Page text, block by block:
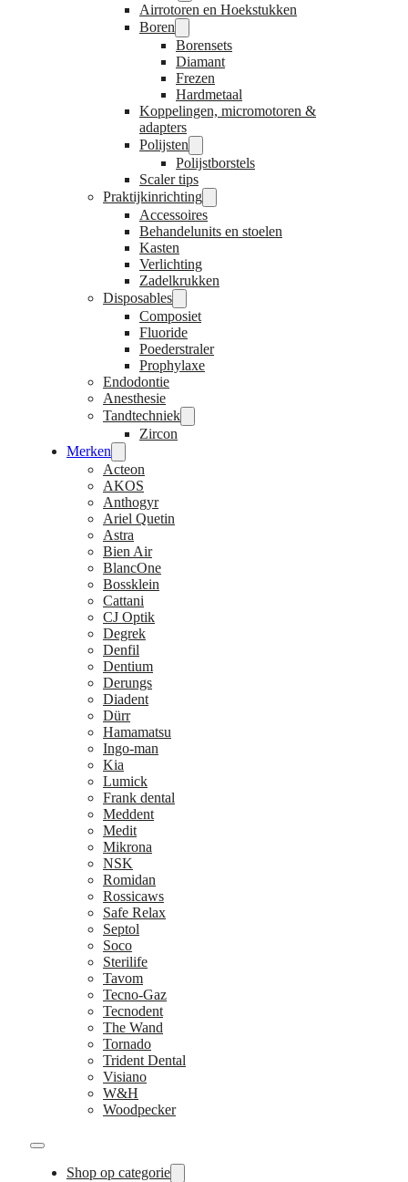
Airrotoren en Hoekstukken
Boren
Borensets
Diamant
Frezen
Hardmetaal
Koppelingen, micromotoren &
adapters
Polijsten
Polijstborstels
Scaler tips
Praktijkinrichting
Accessoires
Behandelunits en stoelen
Kasten
Verlichting
Zadelkrukken
Disposables
Composiet
Fluoride
Poederstraler
Prophylaxe
Endodontie
Anesthesie
Tandtechniek
Zircon
Merken
Acteon
AKOS
Anthogyr
Ariel Quetin
Astra
Bien Air
BlancOne
Bossklein
Cattani
CJ Optik
Degrek
Denfil
Dentium
Derungs
Diadent
Dürr
Hamamatsu
Ingo-man
Kia
Lumick
Frank dental
Meddent
Medit
Mikrona
NSK
Romidan
Rossicaws
Safe Relax
Septol
Soco
Sterilife
Tavom
Tecno-Gaz
Tecnodent
The Wand
Tornado
Trident Dental
Visiano
W&H
Woodpecker
Shop op categorie